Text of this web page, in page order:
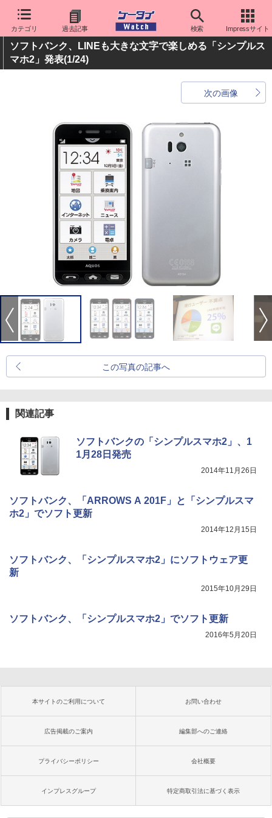
カテゴリ 過去記事 検索 Impressサイト
ソフトバンク、LINEも大きな文字で楽しめる「シンプルス
マホ2」発表(1/24)
次の画像
この写真の記事へ
関連記事
ソフトバンクの「シンプルスマホ2」、1
1月28日発売
2014年11月26日
ソフトバンク、「ARROWS A 201F」と「シンプルスマ
ホ2」でソフト更新
2014年12月15日
ソフトバンク、「シンプルスマホ2」にソフトウェア更
新
2015年10月29日
ソフトバンク、「シンプルスマホ2」でソフト更新
2016年5月20日
本サイトのご利用について お問い合わせ
広告掲載のご案内 編集部へのご連絡
プライバシーポリシー 会社概要
インプレスグループ 特定商取引法に基づく表示